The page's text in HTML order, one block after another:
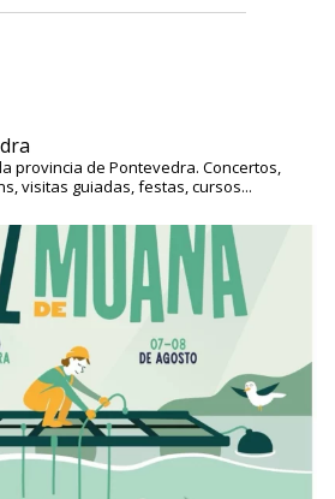
provincia de Pontevedra. Concertos,
visitas guiadas, festas, cursos...